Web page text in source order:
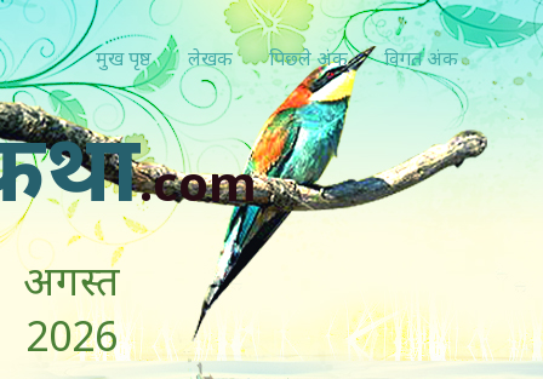
मुख पृष्ठ लेखक पिछ्ले अंक विगत अंक
.com
अगस्त
2026